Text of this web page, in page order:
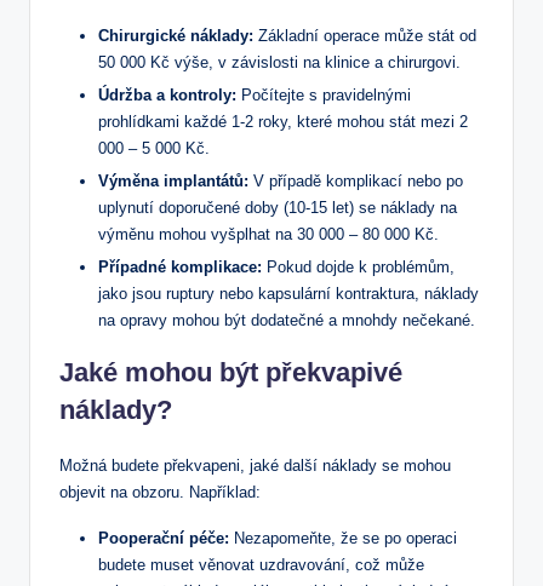
Chirurgické náklady: Základní operace může stát od
50 000 Kč výše, v závislosti na klinice a chirurgovi.
Údržba a kontroly: Počítejte s pravidelnými
prohlídkami každé 1-2 roky, které mohou stát mezi 2
000 – 5 000 Kč.
Výměna implantátů: V případě komplikací nebo po
uplynutí doporučené doby (10-15 let) se náklady na
výměnu mohou vyšplhat na 30 000 – 80 000 Kč.
Případné komplikace: Pokud dojde k problémům,
jako jsou ruptury nebo kapsulární kontraktura, náklady
na opravy mohou být dodatečné a mnohdy nečekané.
Jaké mohou být překvapivé
náklady?
Možná budete překvapeni, jaké další náklady se mohou
objevit na obzoru. Například:
Pooperační péče: Nezapomeňte, že se po operaci
budete muset věnovat uzdravování, což může